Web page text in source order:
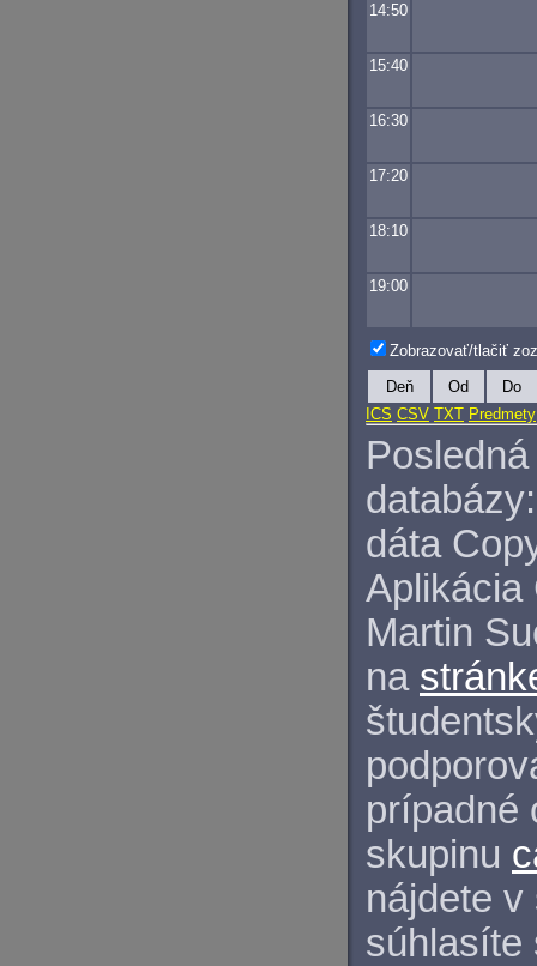
14:50
15:40
16:30
17:20
18:10
19:00
Zobrazovať/tlačiť
Deň Od
Do
ICS CSV TXT Predmety
databázy:
dáta
Aplikácia
Martin
na
prípadné
skupinu
nájdete